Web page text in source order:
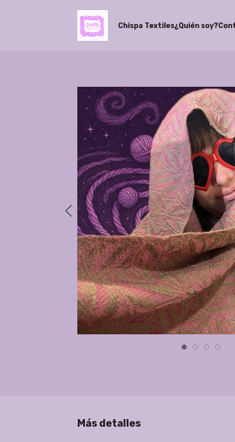
Chispa Textiles¿Quién soy?
Más detalles